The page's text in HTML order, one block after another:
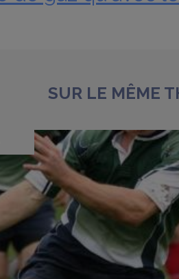
SUR LE MÊME